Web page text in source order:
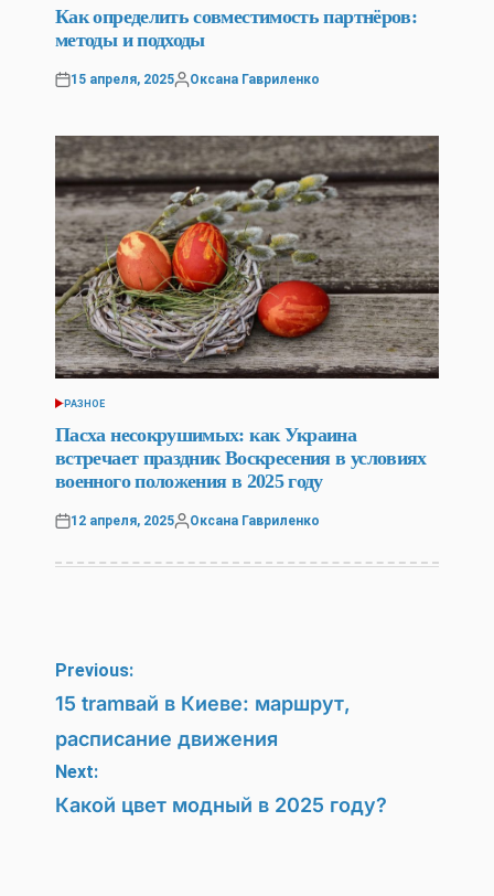
IN
Как определить совместимость партнёров:
методы и подходы
Posted
15 апреля, 2025
Posted
Оксана Гавриленко
POSTED
IN
РАЗНОЕ
Пасха несокрушимых: как Украина
встречает праздник Воскресения в условиях
военного положения в 2025 году
Posted
12 апреля, 2025
Posted
Оксана Гавриленко
Навигация
по
записям
Previous:
15 tramвай в Киеве: маршрут,
расписание движения
Next:
Какой цвет модный в 2025 году?